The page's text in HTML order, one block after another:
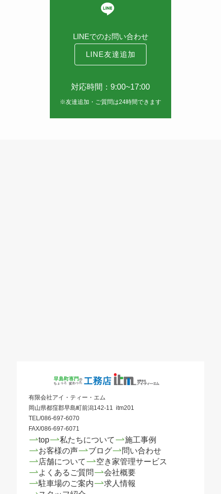
LINEでのお問い合わせ
LINE友達追加
対応時間：9:00~17:00
※友達追加・ご質問は24時間できます
有限会社アイ・ティー・エム
岡山県都窪郡早島町前潟142-11 itm201
TEL/086-697-6070
FAX/086-697-6071
top 私たちについて
施工事例
お客様の声
ブログ
問い合わせ
店舗について
空き家管理サービス
よくあるご質問
会社概要
駐車場のご案内
求人情報